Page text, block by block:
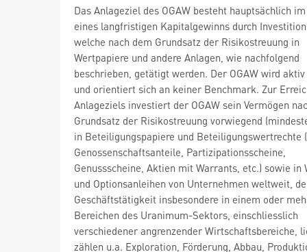
Das Anlageziel des OGAW besteht hauptsächlich
eines langfristigen Kapitalgewinns durch
welche nach dem Grundsatz der Risikostreuung in
Wertpapiere und andere Anlagen, wie nachfolgend
beschrieben, getätigt werden. Der OGAW wird
und orientiert sich an keiner Benchmark. Zur
Anlageziels investiert der OGAW sein Vermögen
Grundsatz der Risikostreuung vorwiegend
in Beteiligungspapiere und Beteiligungswertrechte
Genossenschaftsanteile, Partizipationsscheine,
Genussscheine, Aktien mit Warrants, etc.) sowie in
und Optionsanleihen von Unternehmen weltweit,
Geschäftstätigkeit insbesondere in einem oder
Bereichen des Uranimum-Sektors, einschliesslich
verschiedener angrenzender Wirtschaftsbereiche,
zählen u.a. Exploration, Förderung, Abbau,